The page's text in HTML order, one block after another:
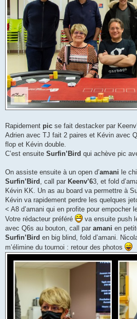
Rapidement pic se fait destacker par
Adrien avec TJ fait 2 paires et Kévin avec
flop et Kévin double.
C’est ensuite Surfin’Bird qui achève pic
On assiste ensuite à un open d’amani le
Surfin’Bird
, call par Keenv’63, et fold
Kévin KK. Un as au board va permettre à
Kévin va rapidement perdre les quelques
< A8 d’amani qui en profite pour empocher
Votre rédacteur préféré
va ensuite push
avec Q6s au bouton, call par amani en
Surfin’Bird en big blind, fold d’amani.
m’élimine du tournoi : retour des photos